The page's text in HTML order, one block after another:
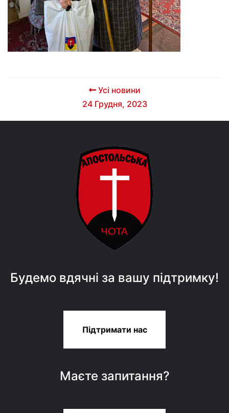
Усі новини
24 Грудня, 2023
Будемо вдячні за вашу підтримку!
Підтримати нас
Маєте запитання?